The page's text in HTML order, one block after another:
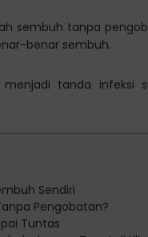
sembuh tanpa
benar sembuh.
menjadi tanda infeksi
Sendiri
Pengobatan?
Tuntas